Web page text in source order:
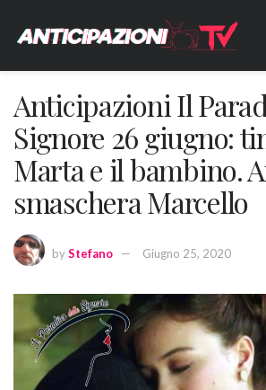
Anticipazioni Il
Signore 26 giugno:
Marta e il bambino.
smaschera Marcello
byStefano Giugno 25, 2020